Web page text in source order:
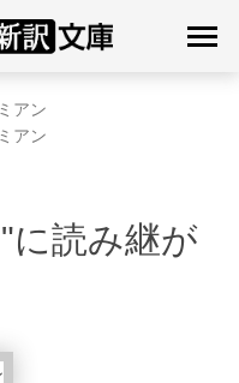
アン
アン
に読み継が